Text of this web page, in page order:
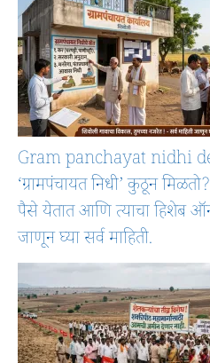
Gram panchayat nidhi
‘ग्रामपंचायत निधी’ कुठून
पैसे येतात आणि त्याचा हिशेब
जाणून घ्या सर्व माहिती.